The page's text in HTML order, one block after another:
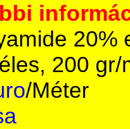
20%
200 gr/
/Méter